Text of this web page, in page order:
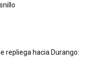
repliega hacia Durango: